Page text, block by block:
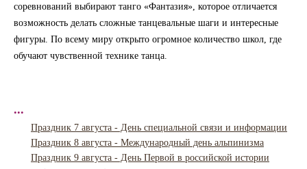
соревнований выбирают танго «Фантазия», которое отличается
возможность делать сложные танцевальные шаги и интересные
фигуры. По всему миру открыто огромное количество школ, где
обучают чувственной технике танца.
...
Праздник 7 августа - День специальной связи и информации
Праздник 8 августа - Международный день альпинизма
Праздник 9 августа - День Первой в российской истории